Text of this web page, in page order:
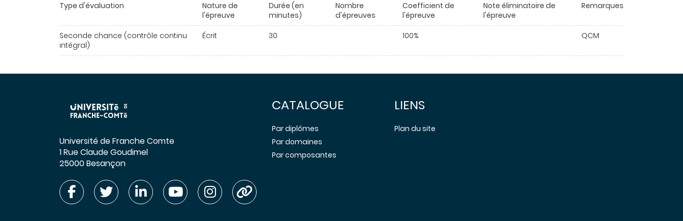
Type d'évaluation
Nature de
l'épreuve
Durée (en
minutes)
Nombre
d'épreuves
Coefficient de
l'épreuve
Note éliminatoire de
l'épreuve
Remarques
Seconde chance (contrôle continu
intégral)
Écrit 30 100% QCM
Université de Franche Comte
1 Rue Claude Goudimel
25000 Besançon
CATALOGUE
Par diplômes
Par domaines
Par composantes
LIENS
Plan du site